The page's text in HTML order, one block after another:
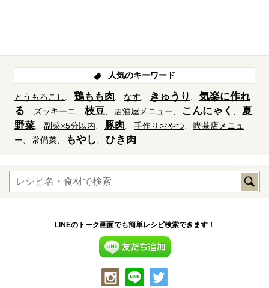
人気のキーワード
とうもろこし 鶏もも肉 なす きゅうり
気楽に作れ
る
ズッキーニ 枝豆 居酒屋メニュー こんにゃく
夏
野菜
副菜×5分以内 豚肉 手作りおやつ
喫茶店メニュ
ー
常備菜 もやし ひき肉
LINEのトーク画面でも簡単レシピ検索できます！